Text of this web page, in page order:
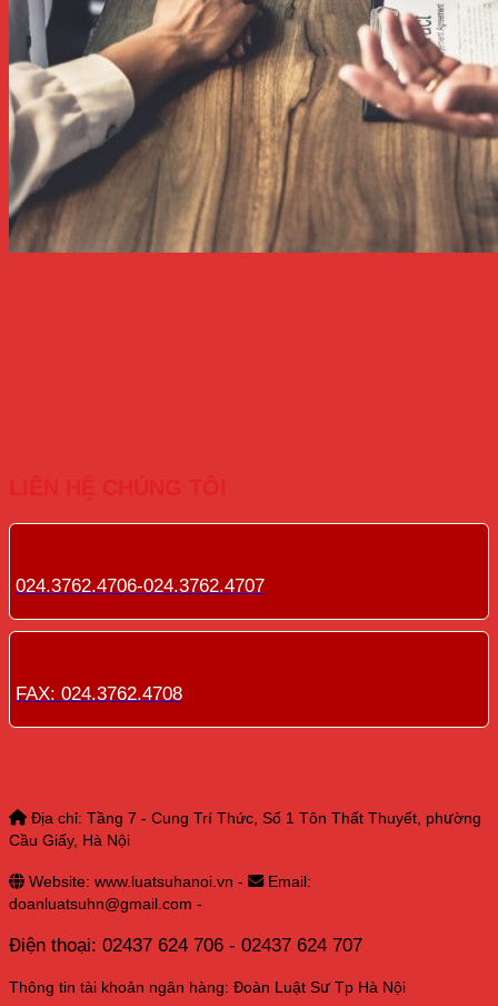
024.3762.4706-024.3762.4707
FAX: 024.3762.4708
Địa chỉ: Tầng 7 - Cung Trí Thức, Số 1 Tôn Thất Thuyết, phường
Cầu Giấy, Hà Nội
Website: www.luatsuhanoi.vn -
Email:
doanluatsuhn@gmail.com -
Điện thoại: 02437 624 706 - 02437 624 707
Thông tin tài khoản ngân hàng: Đoàn Luật Sư Tp Hà Nội